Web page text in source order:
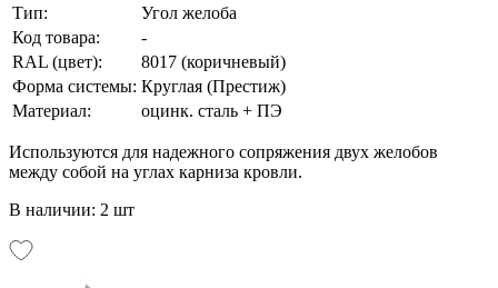
Тип:
Угол желоба
Код товара:
-
RAL (цвет):
8017 (коричневый)
Форма системы: Круглая (Престиж)
Материал:
оцинк. сталь + ПЭ
Используются для надежного сопряжения двух желобов
между собой на углах карниза кровли.
В наличии: 2 шт